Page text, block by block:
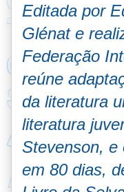
Editada por
Glénat e
Federação
reúne
da literatura
literatura
Stevenson, e
em 80 dias,